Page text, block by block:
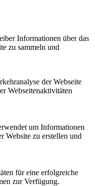
Informationen über das
zu sammeln und
der Webseite
Webseitenaktivitäten
um Informationen
Website zu erstellen und
für eine erfolgreiche
zur Verfügung.